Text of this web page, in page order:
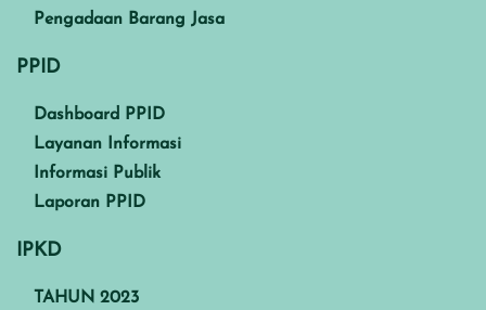
Pengadaan Barang Jasa
PPID
Dashboard PPID
Layanan Informasi
Informasi Publik
Laporan PPID
IPKD
TAHUN 2023